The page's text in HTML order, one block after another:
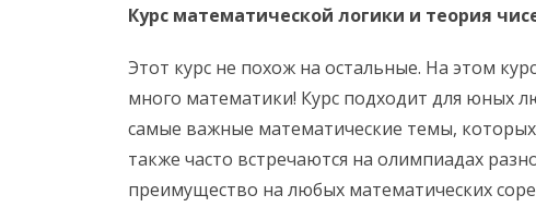
Курс математической логики и теория
Этот курс не похож на остальные. На этом
много математики! Курс подходит для юных
самые важные математические темы,
также часто встречаются на олимпиадах
преимущество на любых математических